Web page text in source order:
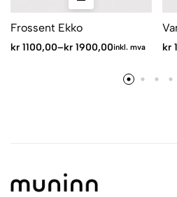
Frossent Ekko
kr 1100,00–kr 1900,00inkl. mva kr